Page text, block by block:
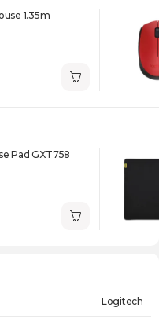
1.35m
Pad GXT758
Logitech